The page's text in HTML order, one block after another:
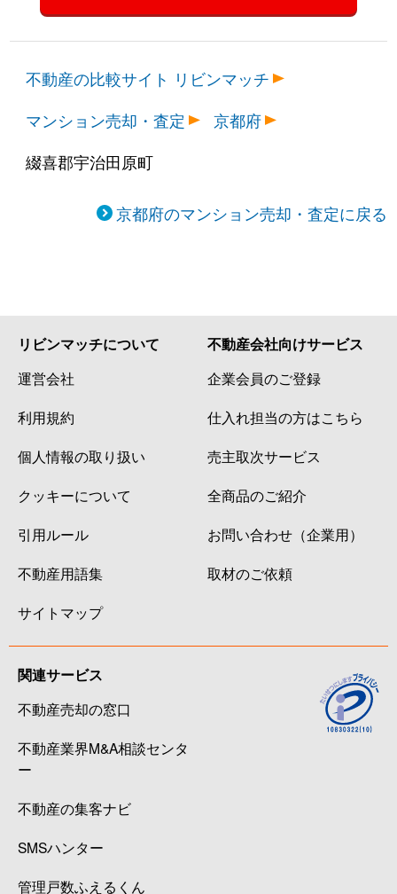
不動産の比較サイト リビンマッチ
マンション売却・査定
京都府
綴喜郡宇治田原町
京都府のマンション売却・査定に戻る
リビンマッチについて
運営会社
利用規約
個人情報の取り扱い
クッキーについて
引用ルール
不動産用語集
サイトマップ
不動産会社向けサービス
企業会員のご登録
仕入れ担当の方はこちら
売主取次サービス
全商品のご紹介
お問い合わせ（企業用）
取材のご依頼
関連サービス
不動産売却の窓口
不動産業界M&A相談センタ
ー
不動産の集客ナビ
SMSハンター
管理戸数ふえるくん